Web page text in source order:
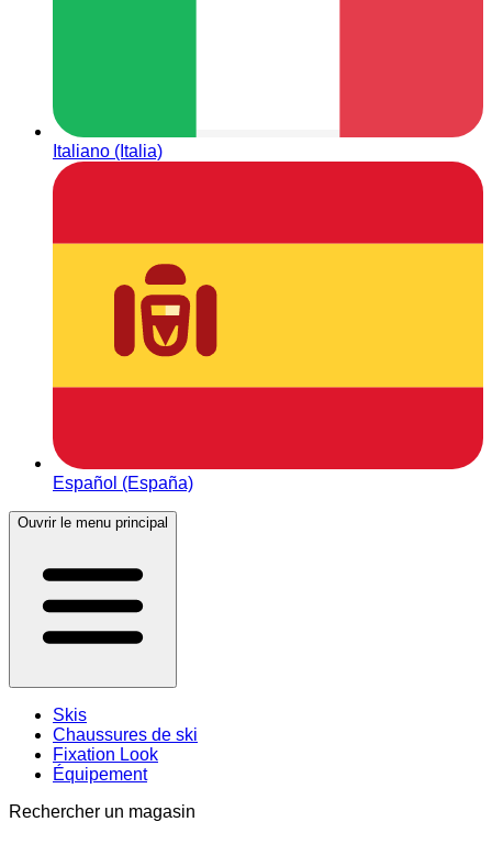
Italiano (Italia)
Español (España)
Ouvrir le menu principal
Skis
Chaussures de ski
Fixation Look
Équipement
Rechercher un magasin